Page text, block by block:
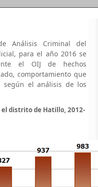
Análisis Criminal del
para el año 2016 se
el OIJ de hechos
comportamiento que
según el análisis de los
distrito de Hatillo, 2012-